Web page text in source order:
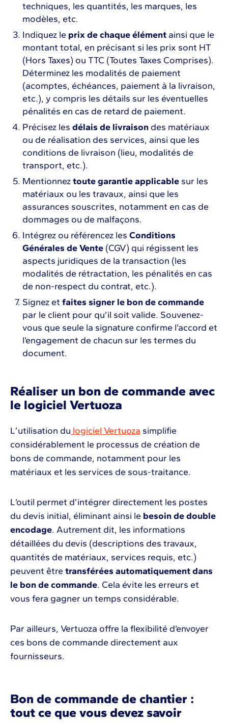
techniques, les quantités, les marques, les
modèles, etc.
Indiquez le prix de chaque élément ainsi que le
montant total, en précisant si les prix sont HT
(Hors Taxes) ou TTC (Toutes Taxes Comprises).
Déterminez les modalités de paiement
(acomptes, échéances, paiement à la livraison,
etc.), y compris les détails sur les éventuelles
pénalités en cas de retard de paiement.
Précisez les délais de livraison des matériaux
ou de réalisation des services, ainsi que les
conditions de livraison (lieu, modalités de
transport, etc.).
Mentionneztoute garantie applicable sur les
matériaux ou les travaux, ainsi que les
assurances souscrites, notamment en cas de
dommages ou de malfaçons.
Intégrez ou référencez les Conditions
Générales de Vente (CGV) qui régissent les
aspects juridiques de la transaction (les
modalités de rétractation, les pénalités en cas
de non-respect du contrat, etc.).
Signez et faites signer le bon de commande
par le client pour qu’il soit valide. Souvenez-
vous que seule la signature confirme l’accord et
l’engagement de chacun sur les termes du
document.
Réaliser un bon de commande avec
le logiciel Vertuoza
L’utilisation du logiciel Vertuoza simplifie
considérablement le processus de création de
bons de commande, notamment pour les
matériaux et les services de sous-traitance.
L’outil permet d’intégrer directement les postes
du devis initial, éliminant ainsi le besoin de double
encodage. Autrement dit, les informations
détaillées du devis (descriptions des travaux,
quantités de matériaux, services requis, etc.)
peuvent être transférées automatiquement dans
le bon de commande. Cela évite les erreurs et
vous fera gagner un temps considérable.
Par ailleurs, Vertuoza offre la flexibilité d’envoyer
ces bons de commande directement aux
fournisseurs.
Bon de commande de chantier :
tout ce que vous devez savoir